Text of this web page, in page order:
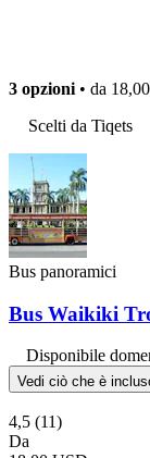
3 opzioni • da
Scelti da Tiqets
Bus panoramici
Bus Waikiki
Disponibile
Vedi ciò che è
4,5 (11)
Da